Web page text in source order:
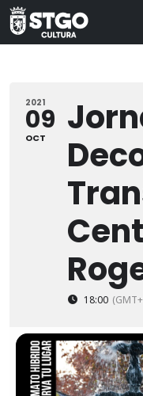
2021
09
OCT
18:00